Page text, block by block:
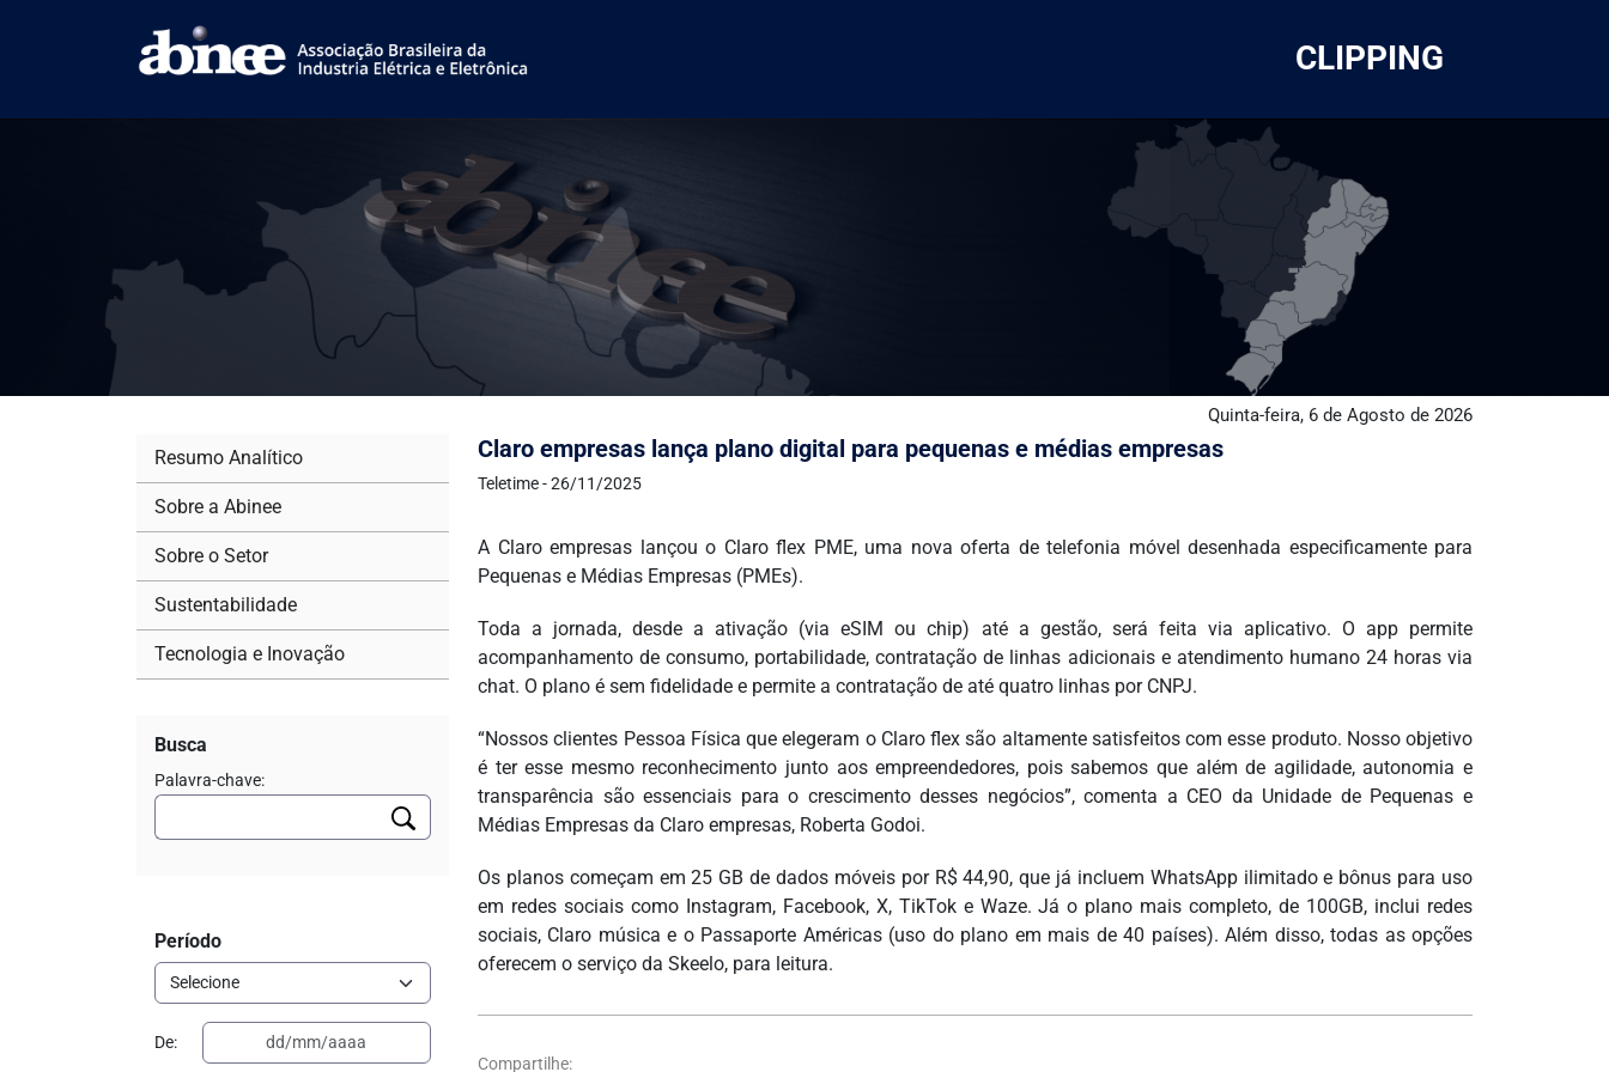
CLIPPING
Quinta-feira, 6 de Agosto de 2026
Claro empresas lança plano digital para pequenas e médias empresas
Teletime - 26/11/2025
A Claro empresas lançou o Claro flex PME, uma nova oferta de telefonia móvel desenhada especificamente para
Pequenas e Médias Empresas (PMEs).
Toda a jornada, desde a ativação (via eSIM ou chip) até a gestão, será feita via aplicativo. O app permite
acompanhamento de consumo, portabilidade, contratação de linhas adicionais e atendimento humano 24 horas via
chat. O plano é sem fidelidade e permite a contratação de até quatro linhas por CNPJ.
“Nossos clientes Pessoa Física que elegeram o Claro flex são altamente satisfeitos com esse produto. Nosso objetivo
é ter esse mesmo reconhecimento junto aos empreendedores, pois sabemos que além de agilidade, autonomia e
transparência são essenciais para o crescimento desses negócios”, comenta a CEO da Unidade de Pequenas e
Médias Empresas da Claro empresas, Roberta Godoi.
Os planos começam em 25 GB de dados móveis por R$ 44,90, que já incluem WhatsApp ilimitado e bônus para uso
em redes sociais como Instagram, Facebook, X, TikTok e Waze. Já o plano mais completo, de 100GB, inclui redes
sociais, Claro música e o Passaporte Américas (uso do plano em mais de 40 países). Além disso, todas as opções
oferecem o serviço da Skeelo, para leitura.
Compartilhe:
Resumo Analítico
Sobre a Abinee
Sobre o Setor
Sustentabilidade
Tecnologia e Inovação
Busca
Palavra-chave:
Período
De: